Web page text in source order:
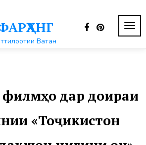
Ватан
дар доираи
«Тоҷикистон